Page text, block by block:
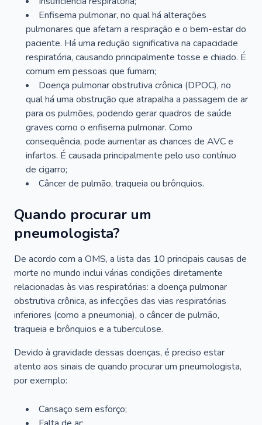
Enfisema pulmonar, no qual há alterações
pulmonares que afetam a respiração e o bem-estar do
paciente. Há uma redução significativa na capacidade
respiratória, causando principalmente tosse e chiado. É
comum em pessoas que fumam;
Doença pulmonar obstrutiva crônica (DPOC), no
qual há uma obstrução que atrapalha a passagem de ar
para os pulmões, podendo gerar quadros de saúde
graves como o enfisema pulmonar. Como
consequência, pode aumentar as chances de AVC e
infartos. É causada principalmente pelo uso contínuo
de cigarro;
Câncer de pulmão, traqueia ou brônquios.
Quando procurar um
pneumologista?
De acordo com a OMS, a lista das 10 principais causas de
morte no mundo inclui várias condições diretamente
relacionadas às vias respiratórias: a doença pulmonar
obstrutiva crônica, as infecções das vias respiratórias
inferiores (como a pneumonia), o câncer de pulmão,
traqueia e brônquios e a tuberculose.
Devido à gravidade dessas doenças, é preciso estar
atento aos sinais de quando procurar um pneumologista,
por exemplo:
Cansaço sem esforço;